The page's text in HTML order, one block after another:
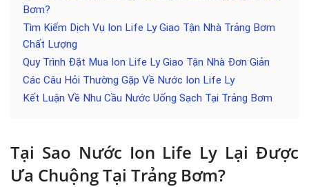
Bơm?
Tìm Kiếm Dịch Vụ Ion Life Ly Giao Tận Nhà Trảng Bơm
Chất Lượng
Quy Trình Đặt Mua Ion Life Ly Giao Tận Nhà Đơn Giản
Các Câu Hỏi Thường Gặp Về Nước Ion Life Ly
Kết Luận Về Nhu Cầu Nước Uống Sạch Tại Trảng Bơm
Tại Sao Nước Ion Life Ly Lại Được
Ưa Chuộng Tại Trảng Bơm?